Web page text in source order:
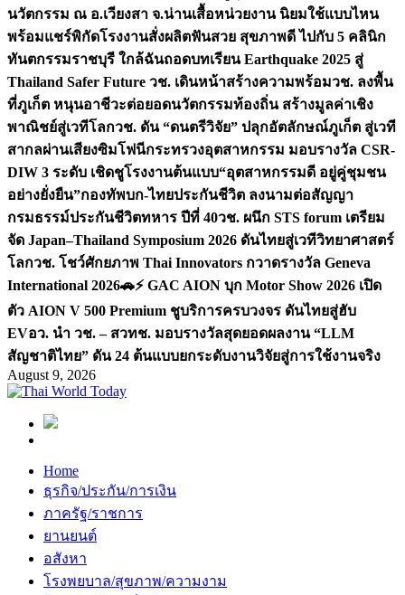
นวัตกรรม ณ อ.เวียงสา จ.น่านเสื้อหน่วยงาน นิยมใช้แบบไหน
พร้อมแชร์พิกัดโรงงานสั่งผลิตฟันสวย สุขภาพดี ไปกับ 5 คลินิก
ทันตกรรมราชบุรี ใกล้ฉันถอดบทเรียน Earthquake 2025 สู่
Thailand Safer Future วช. เดินหน้าสร้างความพร้อมวช. ลงพื้น
ที่ภูเก็ต หนุนอาชีวะต่อยอดนวัตกรรมท้องถิ่น สร้างมูลค่าเชิง
พาณิชย์สู่เวทีโลกวช. ดัน “ดนตรีวิจัย” ปลุกอัตลักษณ์ภูเก็ต สู่เวที
สากลผ่านเสียงซิมโฟนีกระทรวงอุตสาหกรรม มอบรางวัล CSR-
DIW 3 ระดับ เชิดชูโรงงานต้นแบบ“อุตสาหกรรมดี อยู่คู่ชุมชน
อย่างยั่งยืน”กองทัพบก-ไทยประกันชีวิต ลงนามต่อสัญญา
กรมธรรม์ประกันชีวิตทหาร ปีที่ 40วช. ผนึก STS forum เตรียม
จัด Japan–Thailand Symposium 2026 ดันไทยสู่เวทีวิทยาศาสตร์
โลกวช. โชว์ศักยภาพ Thai Innovators กวาดรางวัล Geneva
International 2026🚗⚡️ GAC AION บุก Motor Show 2026 เปิด
ตัว AION V 500 Premium ชูบริการครบวงจร ดันไทยสู่ฮับ
EVอว. นำ วช. – สวทช. มอบรางวัลสุดยอดผลงาน “LLM
สัญชาติไทย” ดัน 24 ต้นแบบยกระดับงานวิจัยสู่การใช้งานจริง
August 9, 2026
Home
ธุรกิจ/ประกัน/การเงิน
ภาครัฐ/ราชการ
ยานยนต์
อสังหา
โรงพยบาล/สุขภาพ/ความงาม